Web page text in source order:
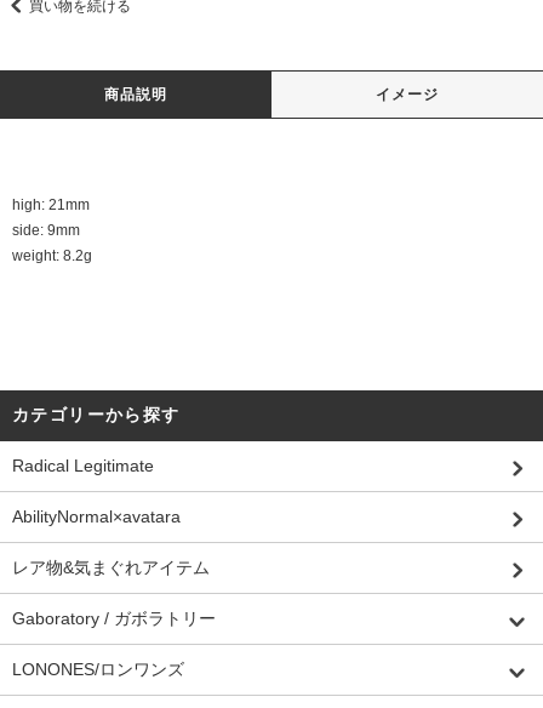
買い物を続ける
商品説明 イメージ
high: 21mm
side: 9mm
weight: 8.2g
カテゴリーから探す
Radical Legitimate
AbilityNormal×avatara
レア物&気まぐれアイテム
Gaboratory / ガボラトリー
LONONES/ロンワンズ